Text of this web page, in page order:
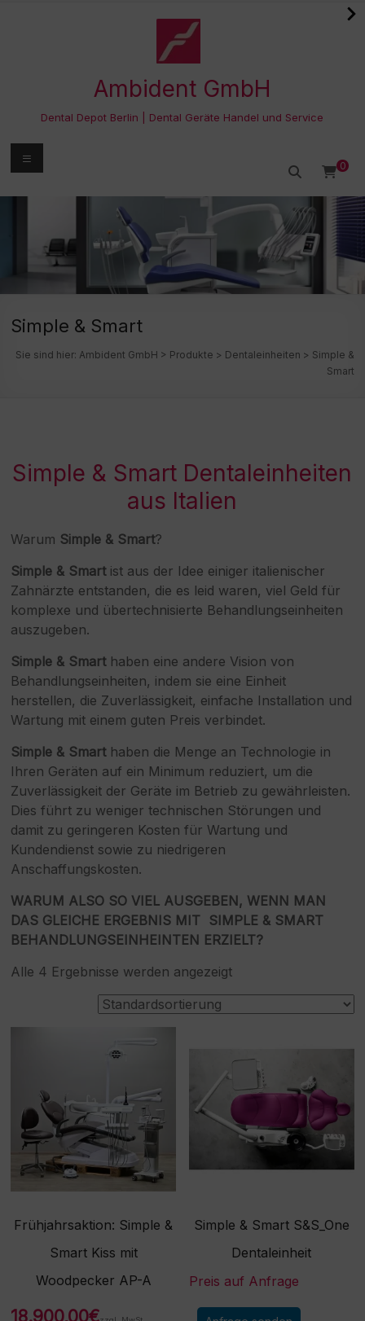
Ambident GmbH
Dental Depot Berlin | Dental Geräte Handel und Service
0
Menü
Simple & Smart
Sie sind hier: Ambident GmbH > Produkte > Dentaleinheiten > Simple &
Smart
Simple & Smart Dentaleinheiten
aus Italien
Warum Simple & Smart?
Simple & Smartist aus der Idee einiger italienischer
Zahnärzte entstanden, die es leid waren, viel Geld für
komplexe und übertechnisierte Behandlungseinheiten
auszugeben.
Simple & Smarthaben eine andere Vision von
Behandlungseinheiten, indem sie eine Einheit
herstellen, die Zuverlässigkeit, einfache Installation und
Wartung mit einem guten Preis verbindet.
Simple & Smarthaben die Menge an Technologie in
Ihren Geräten auf ein Minimum reduziert, um die
Zuverlässigkeit der Geräte im Betrieb zu gewährleisten.
Dies führt zu weniger technischen Störungen und
damit zu geringeren Kosten für Wartung und
Kundendienst sowie zu niedrigeren
Anschaffungskosten.
WARUM ALSO SO VIEL AUSGEBEN, WENN MAN
DAS GLEICHE ERGEBNIS MIT SIMPLE & SMART
BEHANDLUNGSEINHEINTEN ERZIELT?
Alle 4 Ergebnisse werden angezeigt
Frühjahrsaktion: Simple &
Smart Kiss mit
Woodpecker AP-A
18.900,00€
Simple & Smart S&S_One
Dentaleinheit
Preis auf Anfrage